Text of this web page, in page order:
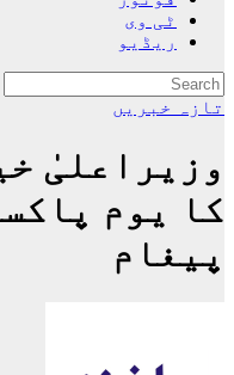
ٹی وی
ریڈیو
تازہ خبریں
وزیراعلیٰ
کا یوم
پیغام